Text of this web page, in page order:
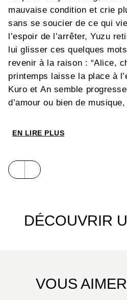
mauvaise condition et crie
sans se soucier de ce qui
l’espoir de l’arrêter, Yuzu
lui glisser ces quelques
revenir à la raison : “Alice,
printemps laisse la place à
Kuro et An semble
d’amour ou bien de
EN LIRE PLUS
DÉCOUVRIR
VOUS